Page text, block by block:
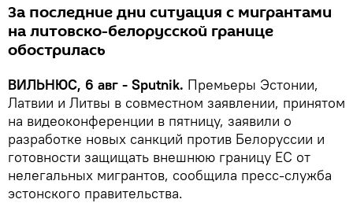
За последние дни ситуация с мигрантами
на литовско-белорусской границе
обострилась
ВИЛЬНЮС, 6 авг - Sputnik. Премьеры Эстонии,
Латвии и Литвы в совместном заявлении, принятом
на видеоконференции в пятницу, заявили о
разработке новых санкций против Белоруссии и
готовности защищать внешнюю границу ЕС от
нелегальных мигрантов, сообщила пресс-служба
эстонского правительства.